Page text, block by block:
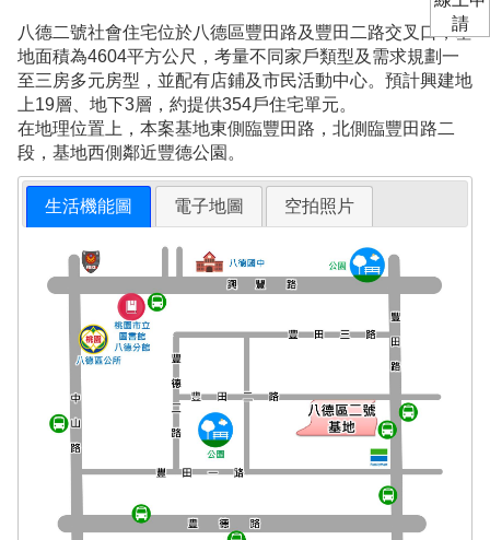
八德二號社會住宅位於八德區豐田路及豐田二路交叉口，基
地面積為4604平方公尺，考量不同家戶類型及需求規劃一
至三房多元房型，並配有店鋪及市民活動中心。預計興建地
上19層、地下3層，約提供354戶住宅單元。
在地理位置上，本案基地東側臨豐田路，北側臨豐田路二
段，基地西側鄰近豐德公園。
生活機能圖 電子地圖 空拍照片
請